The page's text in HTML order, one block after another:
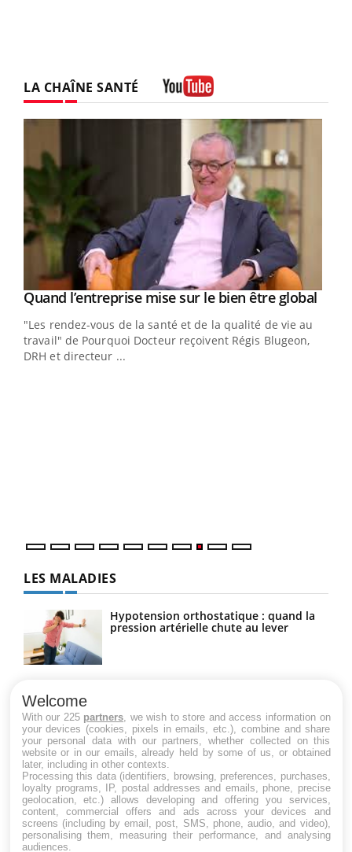
LA CHAÎNE SANTÉ
Youtube
Quand l’entreprise mise sur le bien être global
"Les rendez-vous de la santé et de la qualité de vie au
travail" de Pourquoi Docteur reçoivent Régis Blugeon,
DRH et directeur ...
LES MALADIES
Hypotension orthostatique : quand la
pression artérielle chute au lever
Maladie de Charcot (Sclérose latérale
amyotrophique)
Welcome
With our 225 partners , we wish to store and access information on
your devices (cookies, pixels in emails, etc.), combine and share
your personal data with our partners, whether collected on this
website or in our emails, already held by some of us, or obtained
later, including in other contexts.
Processing this data (identifiers, browsing, preferences, purchases,
loyalty programs, IP, postal addresses and emails, phone, precise
geolocation, etc.) allows developing and offering you services,
content, commercial offers and ads across your devices and
screens (including by email, post, SMS, phone, audio, and video),
personalising them, measuring their performance, and analysing
audiences.